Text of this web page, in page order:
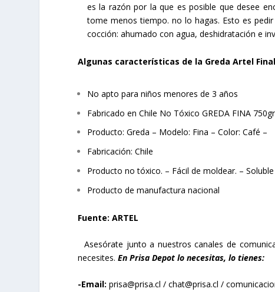
es la razón por la que es posible que desee
tome menos tiempo. no lo hagas. Esto es
cocción: ahumado con agua, deshidratación e
Algunas características de la Greda Artel Final
No apto para niños menores de 3 años
Fabricado en Chile No Tóxico GREDA FINA
Producto: Greda – Modelo: Fina – Color: Café –
Fabricación: Chile
Producto no tóxico. – Fácil de moldear. –
Producto de manufactura nacional
Fuente: ARTEL
Asesórate junto a nuestros canales de
necesites. En Prisa Depot lo necesitas, lo tienes:
-Email: prisa@prisa.cl / chat@prisa.cl /